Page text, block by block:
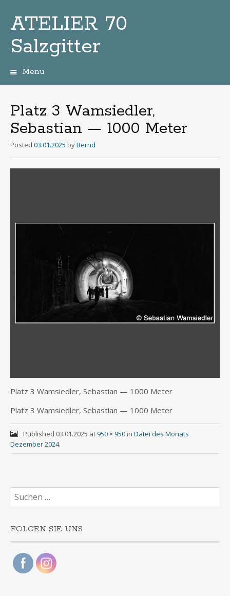
ATELIER 70
Salzgitter
Menu
Platz 3 Wamsiedler,
Sebastian — 1000 Meter
Posted 03.01.2025 byBernd
Platz 3 Wamsied­ler, Sebas­ti­an — 1000 Meter
Platz 3 Wamsied­ler, Sebas­ti­an — 1000 Meter
Published 03.01.2025 at950 × 950in Datei des Monats
Dezember 2024.
Suchen
nach:
FOLGEN SIE UNS